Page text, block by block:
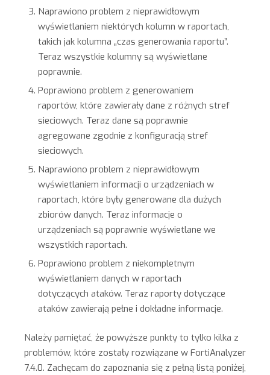
Naprawiono problem z nieprawidłowym
wyświetlaniem niektórych kolumn w raportach,
takich jak kolumna „czas generowania raportu”.
Teraz wszystkie kolumny są wyświetlane
poprawnie.
Poprawiono problem z generowaniem
raportów, które zawierały dane z różnych stref
sieciowych. Teraz dane są poprawnie
agregowane zgodnie z konfiguracją stref
sieciowych.
Naprawiono problem z nieprawidłowym
wyświetlaniem informacji o urządzeniach w
raportach, które były generowane dla dużych
zbiorów danych. Teraz informacje o
urządzeniach są poprawnie wyświetlane we
wszystkich raportach.
Poprawiono problem z niekompletnym
wyświetlaniem danych w raportach
dotyczących ataków. Teraz raporty dotyczące
ataków zawierają pełne i dokładne informacje.
Należy pamiętać, że powyższe punkty to tylko kilka z
problemów, które zostały rozwiązane w FortiAnalyzer
7.4.0. Zachęcam do zapoznania się z pełną listą poniżej,